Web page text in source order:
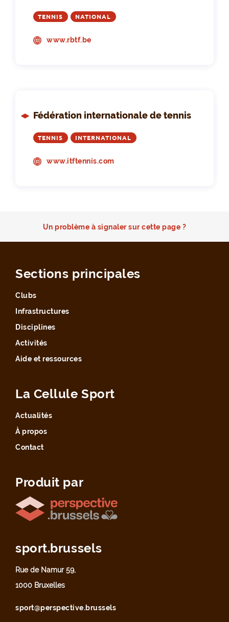
TENNIS NATIONAL
www.rbtf.be
Fédération internationale de tennis
TENNIS INTERNATIONAL
www.itftennis.com
Un problème à signaler sur cette page ?
Sections principales
Clubs
Infrastructures
Disciplines
Activités
Aide et ressources
La Cellule Sport
Actualités
À propos
Contact
Produit par
sport.brussels
Rue de Namur 59,
1000 Bruxelles
sport@perspective.brussels